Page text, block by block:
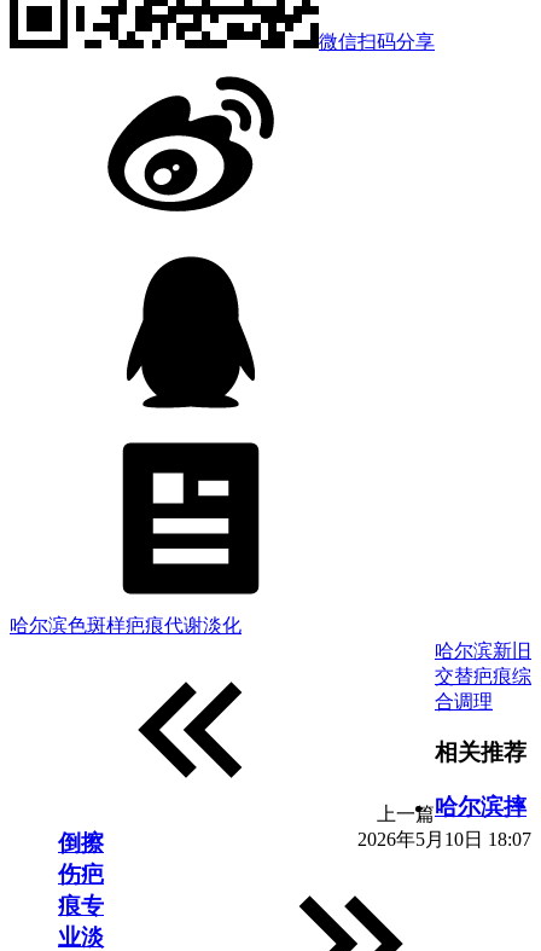
微信扫码分享
哈尔滨色斑样疤痕代谢淡化
上一篇
2026年5月10日 18:07
哈尔滨新旧
交替疤痕综
合调理
相关推荐
哈尔滨摔
倒擦
伤疤
痕专
业淡